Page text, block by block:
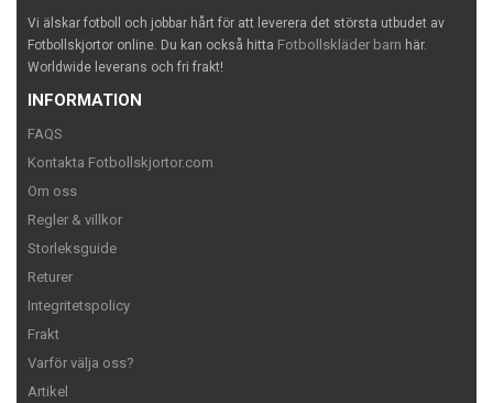
Vi älskar fotboll och jobbar hårt för att leverera det största utbudet av
Fotbollskjortor online. Du kan också hitta Fotbollskläder barn här.
Worldwide leverans och fri frakt!
INFORMATION
FAQS
Kontakta Fotbollskjortor.com
Om oss
Regler & villkor
Storleksguide
Returer
Integritetspolicy
Frakt
Varför välja oss?
Artikel